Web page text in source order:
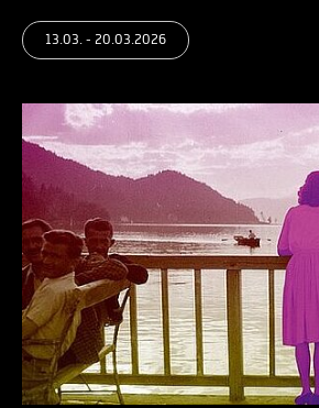
13.03. - 20.03.2026